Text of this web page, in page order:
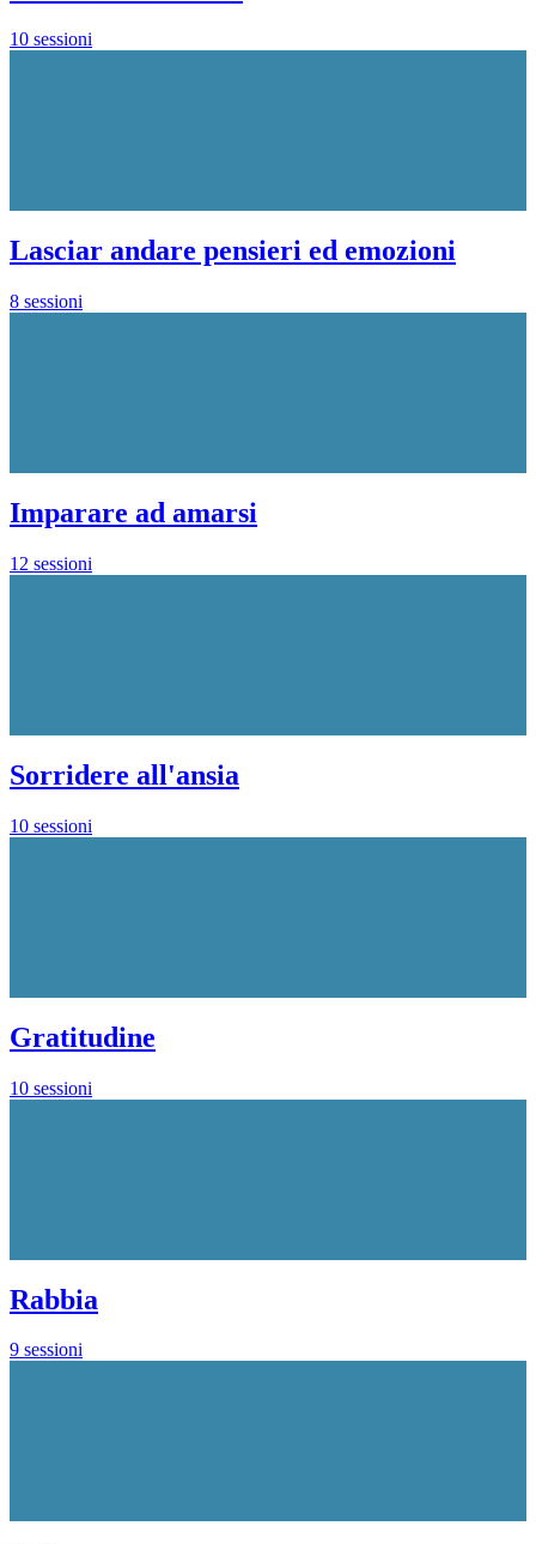
10 sessioni
Lasciar andare pensieri ed emozioni
8 sessioni
Imparare ad amarsi
12 sessioni
Sorridere all'ansia
10 sessioni
Gratitudine
10 sessioni
Rabbia
9 sessioni